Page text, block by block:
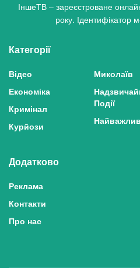
ІншеТВ – зареєстроване
року. Ідентифікатор
Категорії
Відео
Економіка
Кримінал
Курйози
Миколаїв
Події
Додатково
Реклама
Контакти
Про нас